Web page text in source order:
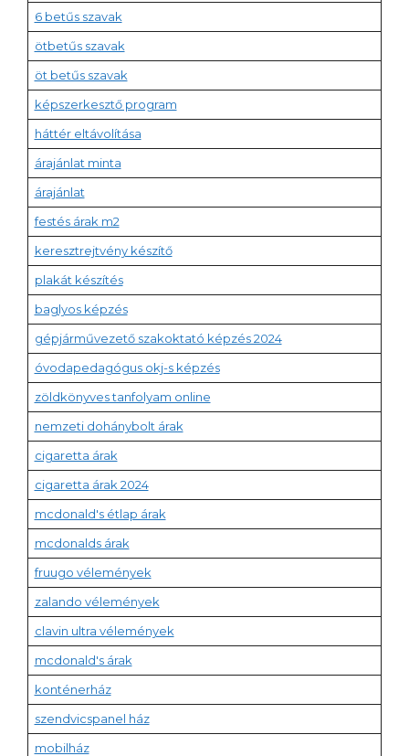
6 betűs szavak
ötbetűs szavak
öt betűs szavak
képszerkesztő program
háttér eltávolítása
árajánlat minta
árajánlat
festés árak m2
keresztrejtvény készítő
plakát készítés
baglyos képzés
gépjárművezető szakoktató képzés 2024
óvodapedagógus okj-s képzés
zöldkönyves tanfolyam online
nemzeti dohánybolt árak
cigaretta árak
cigaretta árak 2024
mcdonald's étlap árak
mcdonalds árak
fruugo vélemények
zalando vélemények
clavin ultra vélemények
mcdonald's árak
konténerház
szendvicspanel ház
mobilház